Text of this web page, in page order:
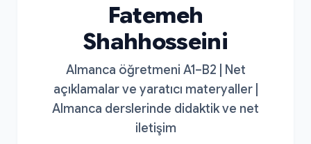
Fatemeh
Shahhosseini
Almanca öğretmeni A1–B2 | Net
açıklamalar ve yaratıcı materyaller |
Almanca derslerinde didaktik ve net
iletişim